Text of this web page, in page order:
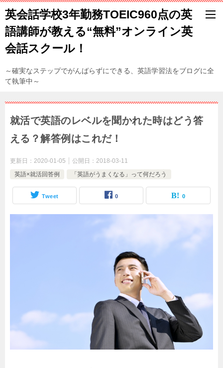
英会話学校3年勤務TOEIC960点の英
語講師が教える“無料”オンライン英
会話スクール！
～確実なステップでがんばらずにできる、英語学習法をブログに全
て執筆中～
就活で英語のレベルを聞かれた時はどう答
える？解答例はこれだ！
更新日： 2020-01-05 公開日： 2018-03-11
英語×就活回答例
「英語がうまくなる」って何だろう
Tweet 0 0